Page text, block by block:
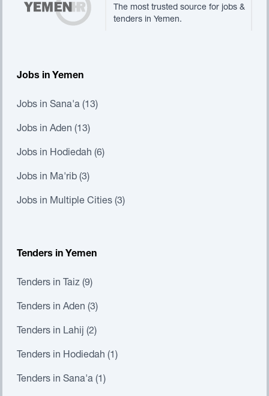
The most trusted source for jobs &
tenders in Yemen.
Jobs in Yemen
Jobs in Sana'a (13)
Jobs in Aden (13)
Jobs in Hodiedah (6)
Jobs in Ma'rib (3)
Jobs in Multiple Cities (3)
Tenders in Yemen
Tenders in Taiz (9)
Tenders in Aden (3)
Tenders in Lahij (2)
Tenders in Hodiedah (1)
Tenders in Sana'a (1)